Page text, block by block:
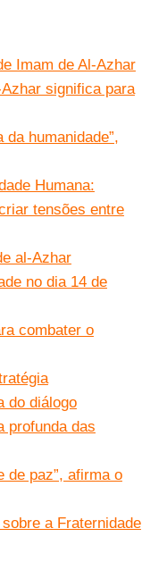
Imam de Al-Azhar
significa para
humanidade”,
Humana:
tensões entre
al-Azhar
no dia 14 de
combater o
do diálogo
profunda das
de paz”, afirma o
a Fraternidade